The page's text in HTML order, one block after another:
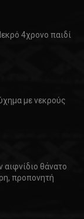
4χρονο παιδί
με νεκρούς
αιφνίδιο θάνατο
προπονητή